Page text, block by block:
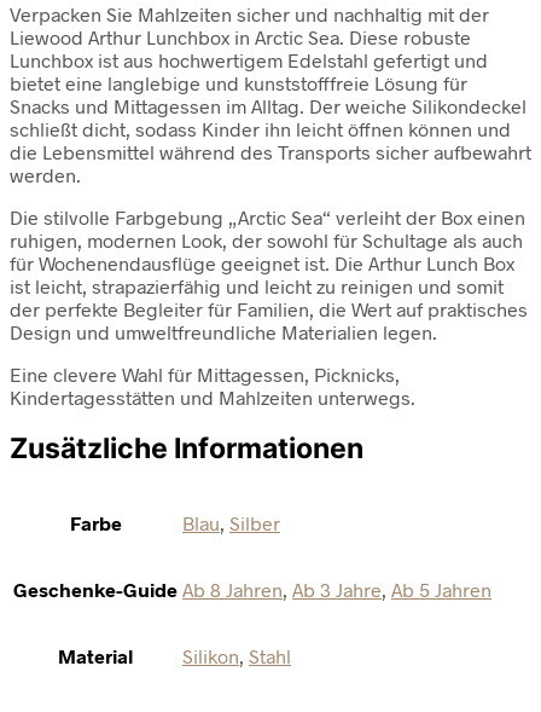
Verpacken Sie Mahlzeiten sicher und nachhaltig mit der
Liewood Arthur Lunchbox in Arctic Sea. Diese robuste
Lunchbox ist aus hochwertigem Edelstahl gefertigt und
bietet eine langlebige und kunststofffreie Lösung für
Snacks und Mittagessen im Alltag. Der weiche Silikondeckel
schließt dicht, sodass Kinder ihn leicht öffnen können und
die Lebensmittel während des Transports sicher aufbewahrt
werden.
Die stilvolle Farbgebung „Arctic Sea“ verleiht der Box einen
ruhigen, modernen Look, der sowohl für Schultage als auch
für Wochenendausflüge geeignet ist. Die Arthur Lunch Box
ist leicht, strapazierfähig und leicht zu reinigen und somit
der perfekte Begleiter für Familien, die Wert auf praktisches
Design und umweltfreundliche Materialien legen.
Eine clevere Wahl für Mittagessen, Picknicks,
Kindertagesstätten und Mahlzeiten unterwegs.
Zusätzliche Informationen
Farbe Blau, Silber
Geschenke-Guide Ab 8 Jahren, Ab 3 Jahre, Ab 5 Jahren
Material Silikon, Stahl